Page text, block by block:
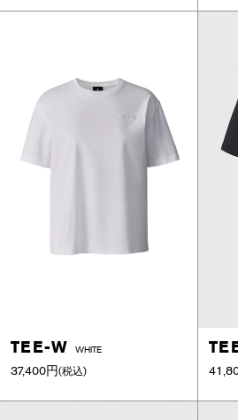
TEE-W WHITE
37,400円(税込)